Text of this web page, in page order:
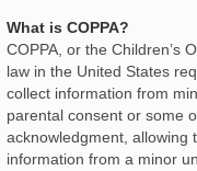
What is COPPA?
COPPA, or the Children’s
law in the United States
collect information from
parental consent or some
acknowledgment, allowing
information from a minor